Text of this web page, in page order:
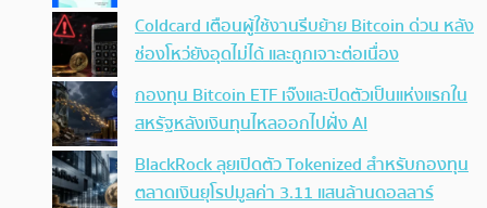
Coldcard เตือนผู้ใช้งานรีบย้าย Bitcoin ด่วน หลัง
ช่องโหว่ยังอุดไม่ได้ และถูกเจาะต่อเนื่อง
กองทุน Bitcoin ETF เจ๊งและปิดตัวเป็นแห่งแรกใน
สหรัฐหลังเงินทุนไหลออกไปฝั่ง AI
BlackRock ลุยเปิดตัว Tokenized สำหรับกองทุน
ตลาดเงินยุโรปมูลค่า 3.11 แสนล้านดอลลาร์